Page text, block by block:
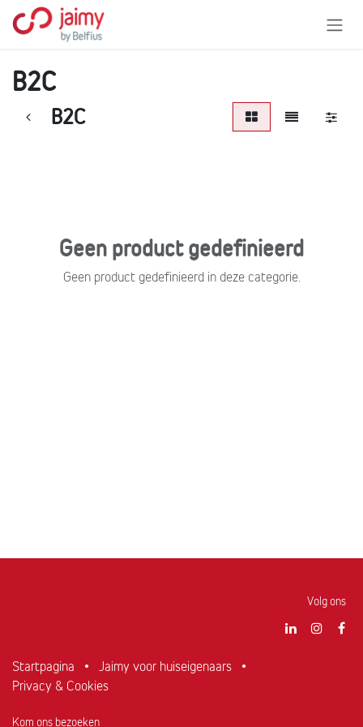
Overslaan naar inhoud
B2C
B2C
Geen product gedefinieerd
Geen product gedefinieerd in deze categorie.
Volg ons
Startpagina • Jaimy voor huiseigenaars
•
Privacy & Cookies
Kom ons bezoeken